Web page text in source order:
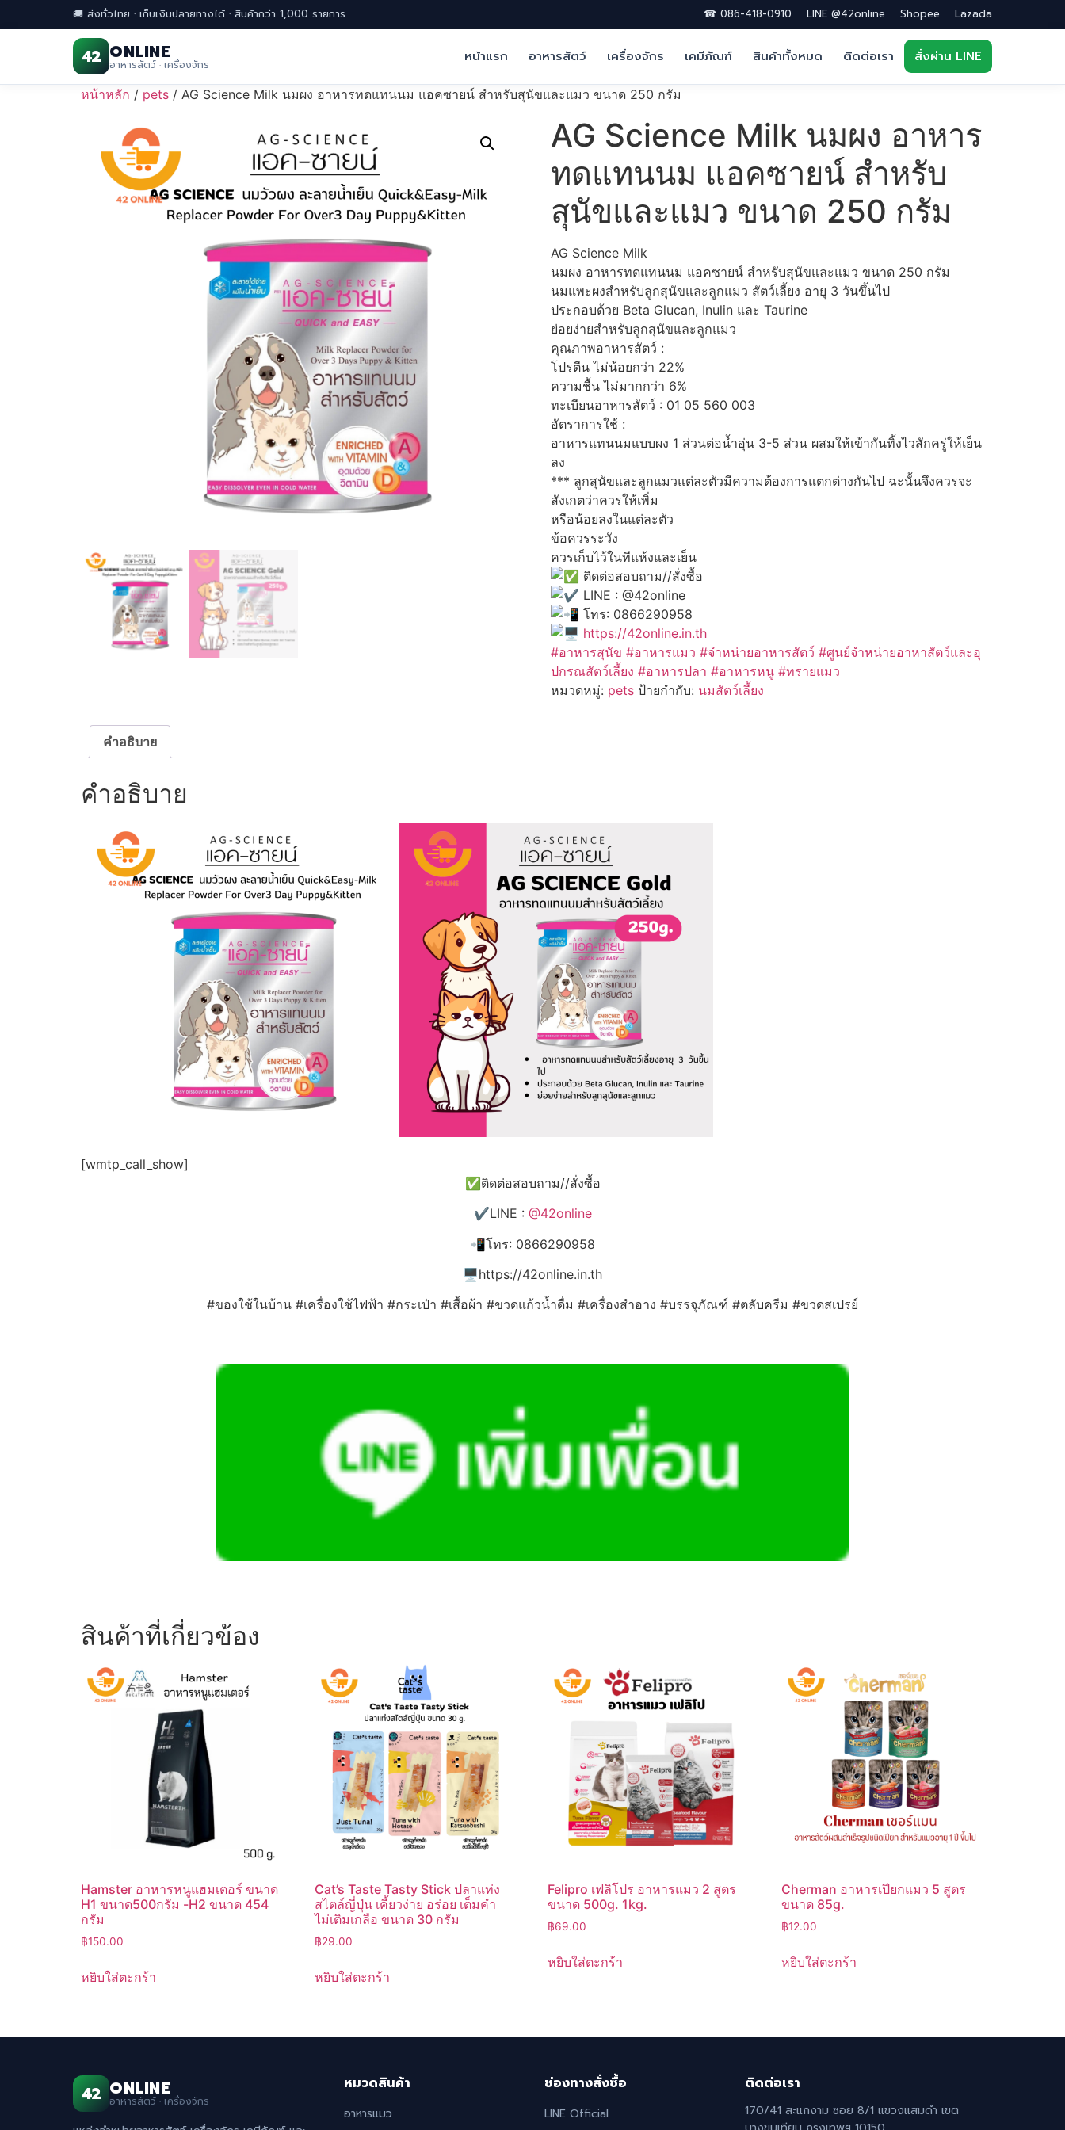
🚚 ส่งทั่วไทย · เก็บเงินปลายทางได้ · สินค้ากว่า 1,000 รายการ ☎ 086-418-0910 LINE @42online Shopee Lazada
42 ONLINE
อาหารสัตว์ · เครื่องจักร หน้าแรก อาหารสัตว์ เครื่องจักร เคมีภัณฑ์ สินค้าทั้งหมด ติดต่อเรา สั่งผ่าน LINE
หน้าหลัก / pets / AG Science Milk นมผง อาหารทดแทนนม แอคซายน์ สำหรับสุนัขและแมว ขนาด 250 กรัม
AG Science Milk นมผง อาหาร
ทดแทนนม แอคซายน์ สำหรับ
สุนัขและแมว ขนาด 250 กรัม
AG Science Milk
นมผง อาหารทดแทนนม แอคซายน์ สำหรับสุนัขและแมว ขนาด 250 กรัม
นมแพะผงสำหรับลูกสุนัขและลูกแมว สัตว์เลี้ยง อายุ 3 วันขึ้นไป
ประกอบด้วย Beta Glucan, Inulin และ Taurine
ย่อยง่ายสำหรับลูกสุนัขและลูกแมว
คุณภาพอาหารสัตว์ :
โปรตีน ไม่น้อยกว่า 22%
ความชื้น ไม่มากกว่า 6%
ทะเบียนอาหารสัตว์ : 01 05 560 003
อัตราการใช้ :
อาหารแทนนมแบบผง 1 ส่วนต่อน้ำอุ่น 3-5 ส่วน ผสมให้เข้ากันทิ้งไวสักครู่ให้เย็น
ลง
*** ลูกสุนัขและลูกแมวแต่ละตัวมีความต้องการแตกต่างกันไป ฉะนั้นจึงควรจะ
สังเกตว่าควรให้เพิ่ม
หรือน้อยลงในแต่ละตัว
ข้อควรระวัง
ควรเก็บไว้ในทีแห้งและเย็น
ติดต่อสอบถาม//สั่งซื้อ
LINE : @42online
โทร: 0866290958
https://42online.in.th
#อาหารสุนัข #อาหารแมว #จำหน่ายอาหารสัตว์ #ศูนย์จำหน่ายอาหาสัตว์และอุ
ปกรณสัตว์เลี้ยง #อาหารปลา #อาหารหนู #ทรายแมว
หมวดหมู่: pets ป้ายกำกับ: นมสัตว์เลี้ยง
คำอธิบาย
คำอธิบาย
[wmtp_call_show]
✅ติดต่อสอบถาม//สั่งซื้อ
✔️LINE : @42online
📲โทร: 0866290958
🖥️https://42online.in.th
#ของใช้ในบ้าน #เครื่องใช้ไฟฟ้า #กระเป๋า #เสื้อผ้า #ขวดแก้วน้ำดื่ม #เครื่องสำอาง #บรรจุภัณฑ์ #ตลับครีม #ขวดสเปรย์
สินค้าที่เกี่ยวข้อง
Hamster อาหารหนูแฮมเตอร์ ขนาด
H1 ขนาด500กรัม -H2 ขนาด 454
กรัม
฿150.00
หยิบใส่ตะกร้า
Cat’s Taste Tasty Stick ปลาแท่ง
สไตล์ญี่ปุ่น เคี้ยวง่าย อร่อย เต็มคำ
ไม่เติมเกลือ ขนาด 30 กรัม
฿29.00
หยิบใส่ตะกร้า
Felipro เฟลิโปร อาหารแมว 2 สูตร
ขนาด 500g. 1kg.
฿69.00
หยิบใส่ตะกร้า
Cherman อาหารเปียกแมว 5 สูตร
ขนาด 85g.
฿12.00
หยิบใส่ตะกร้า
42 ONLINE
อาหารสัตว์ · เครื่องจักร
หมวดสินค้า
อาหารแมว
ช่องทางสั่งซื้อ
LINE Official
ติดต่อเรา
170/41 สะแกงาม ซอย 8/1 แขวงแสมดำ เขต